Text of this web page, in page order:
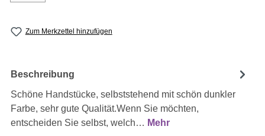
Zum Merkzettel hinzufügen
Beschreibung
Schöne Handstücke, selbststehend mit schön dunkler
Farbe, sehr gute Qualität.Wenn Sie möchten,
entscheiden Sie selbst, welch… Mehr